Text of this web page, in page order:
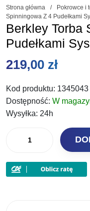
Strona główna / Pokrowce i
Spinningowa Z 4 Pudełkami
Berkley Torba
Pudełkami
219,00 zł
Kod produktu: 1345043
Dostępność: W
Wysyłka: 24h
Berkley
Spinningowa